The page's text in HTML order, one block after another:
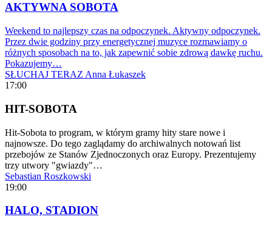
AKTYWNA SOBOTA
Weekend to najlepszy czas na odpoczynek. Aktywny odpoczynek.
Przez dwie godziny przy energetycznej muzyce rozmawiamy o
różnych sposobach na to, jak zapewnić sobie zdrową dawkę ruchu.
Pokazujemy…
SŁUCHAJ TERAZ Anna Łukaszek
17:00
HIT-SOBOTA
Hit-Sobota to program, w którym gramy hity stare nowe i
najnowsze. Do tego zaglądamy do archiwalnych notowań list
przebojów ze Stanów Zjednoczonych oraz Europy. Prezentujemy
trzy utwory "gwiazdy"…
Sebastian Roszkowski
19:00
HALO, STADION